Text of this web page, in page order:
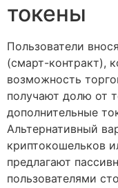
токены
Пользователи
(смарт-контракт),
возможность
получают долю от
дополнительные
Альтернативный
криптокошельков
предлагают
пользователями